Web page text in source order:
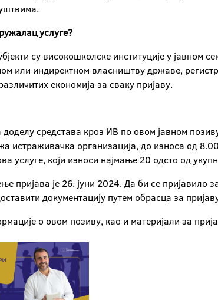
услуге?
су високошколске институције у јавном
или индиректном власништву државе,
економија за сваку пријаву.
доделу средстава кроз ИВ по овом јавном
истраживачка организација, до износа од
услуге, који износи најмање 20 одсто од
пријава је 26. јуни 2024. Да би се
документацију путем обрасца за
о овом позиву, као и материјали за